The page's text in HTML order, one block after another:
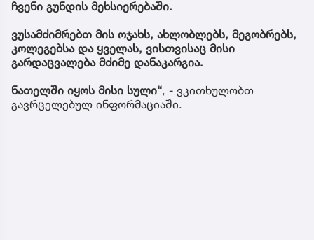
ჩვენი გუნდის მეხსიერებაში.
ვუსამძიმრებთ მის ოჯახს, ახლობლებს, მეგობრებს,
კოლეგებსა და ყველას, ვისთვისაც მისი
გარდაცვალება მძიმე დანაკარგია.
ნათელში იყოს მისი სული“, - ვკითხულობთ
გავრცელებულ ინფორმაციაში.